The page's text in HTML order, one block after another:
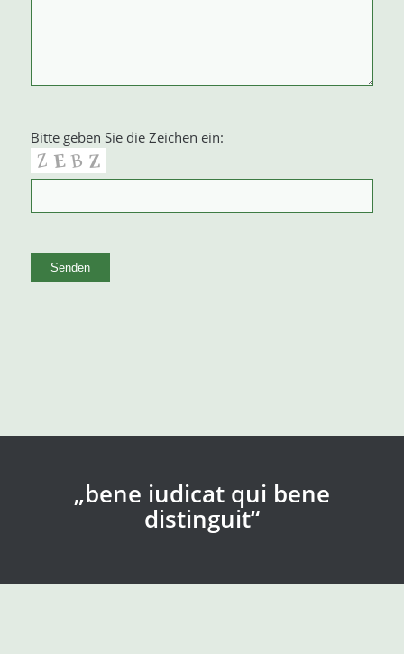
Bitte geben Sie die Zeichen ein:
„bene iudicat qui bene
distinguit“